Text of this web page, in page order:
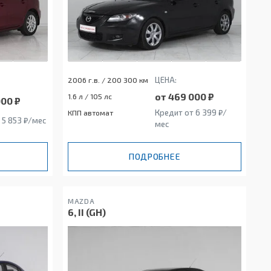
₽
5 853 ₽/мес
2006 г.в. / 200 300 км ЦЕНА:
1.6 л / 105 лс от 469 000 ₽
КПП автомат
Кредит от 6 399 ₽/
мес
ПОДРОБНЕЕ
MAZDA
6, II (GH)